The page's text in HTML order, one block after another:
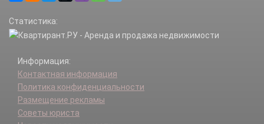
Статистика:
Информация:
Контактная информация
Политика конфиденциальности
Размещение рекламы
Советы юриста